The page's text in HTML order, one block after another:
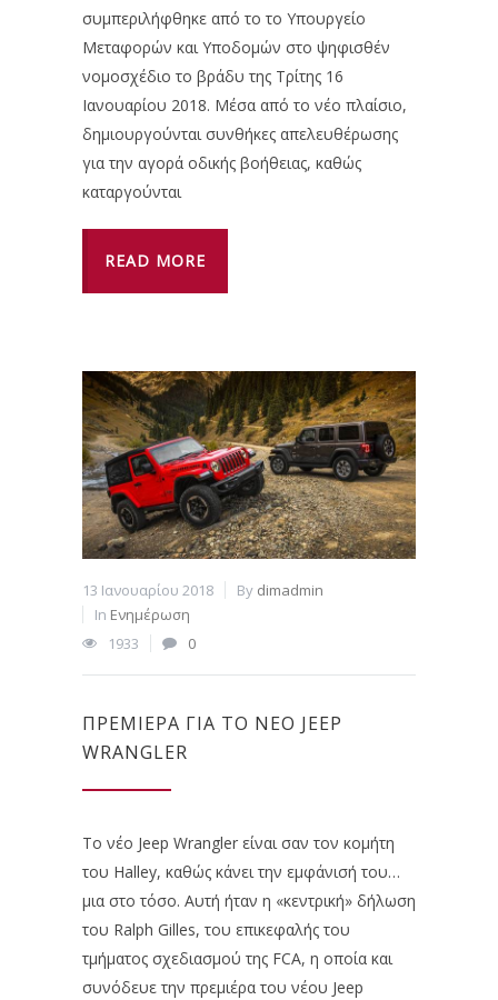
συμπεριλήφθηκε από το το Υπουργείο
Μεταφορών και Υποδομών στο ψηφισθέν
νομοσχέδιο το βράδυ της Τρίτης 16
Ιανουαρίου 2018. Μέσα από το νέο πλαίσιο,
δημιουργούνται συνθήκες απελευθέρωσης
για την αγορά οδικής βοήθειας, καθώς
καταργούνται
READ MORE
13 Ιανουαρίου 2018 By dimadmin
In Ενημέρωση
1933
0
ΠΡΕΜΙΈΡΑ ΓΙΑ ΤΟ ΝΈΟ JEEP
WRANGLER
Το νέο Jeep Wrangler είναι σαν τον κομήτη
του Halley, καθώς κάνει την εμφάνισή του…
μια στο τόσο. Aυτή ήταν η «κεντρική» δήλωση
του Ralph Gilles, του επικεφαλής του
τμήματος σχεδιασμού της FCA, η οποία και
συνόδευε την πρεμιέρα του νέου Jeep